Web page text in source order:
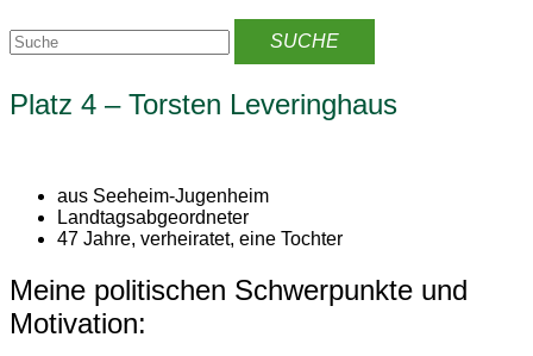
Platz 4 – Torsten Leveringhaus
aus Seeheim-Jugenheim
Landtagsabgeordneter
47 Jahre, verheiratet, eine Tochter
Meine politischen Schwerpunkte und
Motivation: